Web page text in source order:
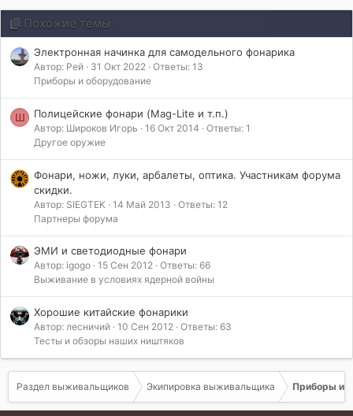
Похожие темы
Электронная начинка для самодельного фонарика
Автор: Рей 31 Окт 2022 Ответы: 13
Приборы и оборудование
Ш Полицейские фонари (Mag-Lite и т.п.)
Автор: Широков Игорь 16 Окт 2014
Ответы: 1
Другое оружие
Фонари, ножи, луки, арбалеты, оптика. Участникам форума
скидки.
Автор: SIEGTEK 14 Май 2013
Ответы: 12
Партнеры форума
ЭМИ и светодиодные фонари
Автор: igogo 15 Сен 2012 Ответы: 66
Выживание в условиях ядерной войны
Хорошие китайские фонарики
Автор: лесничий 10 Сен 2012
Ответы: 63
Тесты и обзоры наших ништяков
Раздел выживальщиков Экипировка выживальщика Приборы и